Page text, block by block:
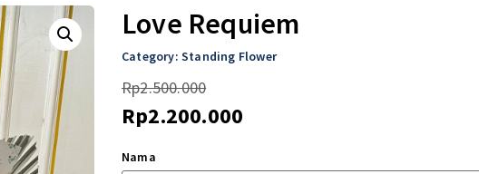
Love Requiem
Category: Standing Flower
Rp2.500.000
Rp2.200.000
Nama